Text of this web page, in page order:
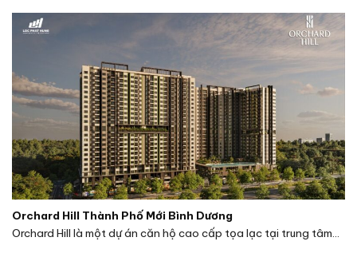
hiểu về tiềm lực của
chủ đầu tư CapitaLandnhé!
1. DỰ ÁN MỞ BÁN 2021
Danh sách các dự án CapitaLand đang triển khai bán
hàng trong năm 2021 được đội ngũ nghiên cứu thị
trường cập nhật tại đây:
De La Sol
Orchard Hill Thành Phố Mới Bình Dương
Orchard Hill là một dự án căn hộ cao cấp tọa lạc tại trung tâm...